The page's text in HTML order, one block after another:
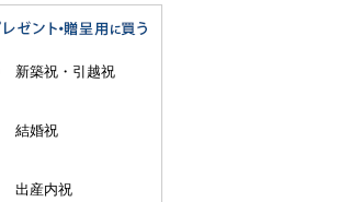
新築祝・引越祝
結婚祝
出産内祝